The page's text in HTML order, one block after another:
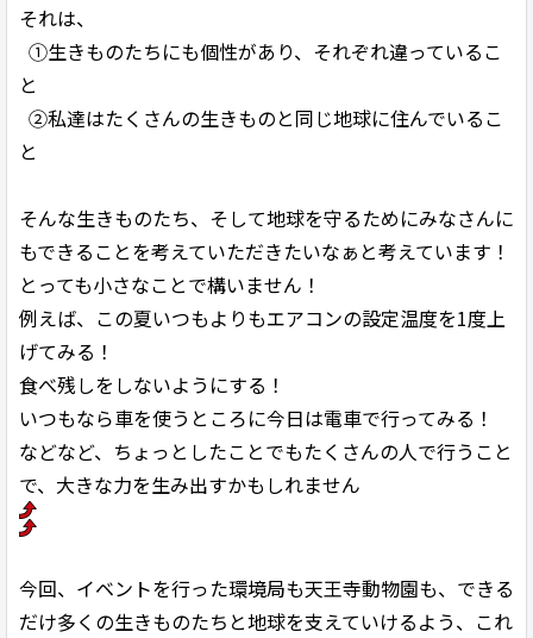
それは、
①生きものたちにも個性があり、それぞれ違っているこ
と
②私達はたくさんの生きものと同じ地球に住んでいるこ
と
そんな生きものたち、そして地球を守るためにみなさんに
もできることを考えていただきたいなぁと考えています！
とっても小さなことで構いません！
例えば、この夏いつもよりもエアコンの設定温度を1度上
げてみる！
食べ残しをしないようにする！
いつもなら車を使うところに今日は電車で行ってみる！
などなど、ちょっとしたことでもたくさんの人で行うこと
で、大きな力を生み出すかもしれません
今回、イベントを行った環境局も天王寺動物園も、できる
だけ多くの生きものたちと地球を支えていけるよう、これ